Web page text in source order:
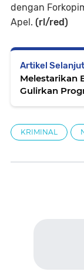
dengan
Apel. (rl/red)
Artikel
Melestarikan
Gulirkan
KRIMINAL